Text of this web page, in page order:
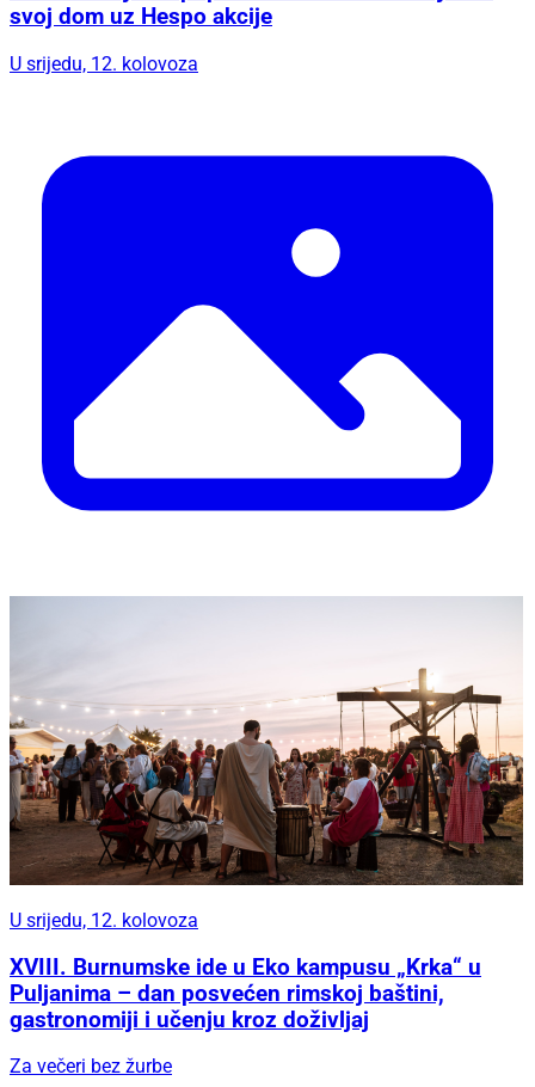
svoj dom uz Hespo akcije
U srijedu, 12. kolovoza
U srijedu, 12. kolovoza
XVIII. Burnumske ide u Eko kampusu „Krka“ u
Puljanima – dan posvećen rimskoj baštini,
gastronomiji i učenju kroz doživljaj
Za večeri bez žurbe